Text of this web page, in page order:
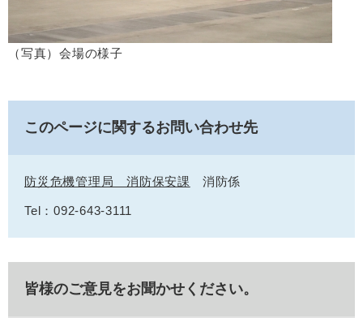
（写真）会場の様子
このページに関するお問い合わせ先
防災危機管理局 消防保安課 消防係
Tel：092-643-3111
皆様のご意見をお聞かせください。